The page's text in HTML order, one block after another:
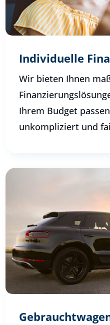
Individuelle
Wir bieten Ihnen
Ihrem Budget
unkompliziert und